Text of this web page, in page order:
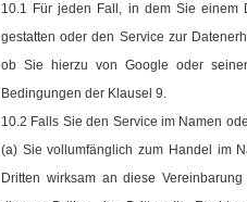
10.1 Für jeden Fall, in dem Sie einem
gestatten oder den Service zur
ob Sie hierzu von Google oder
Bedingungen der Klausel 9.
10.2 Falls Sie den Service im Namen
(a) Sie vollumfänglich zum Handel im
Dritten wirksam an diese